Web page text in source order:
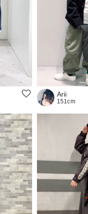
Arii
151cm